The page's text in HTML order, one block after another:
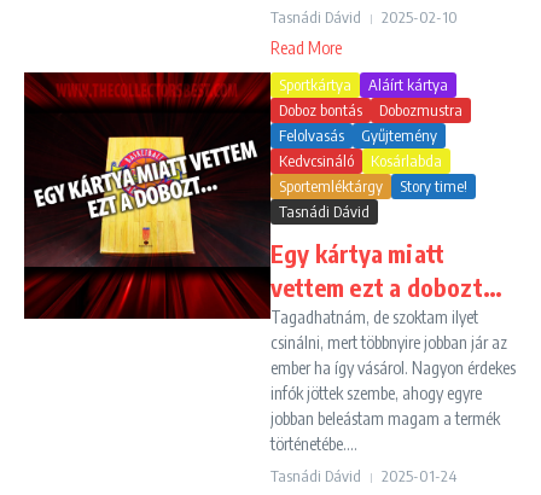
Tasnádi Dávid 2025-02-10
Read More
Sportkártya
Aláírt kártya
Doboz bontás
Dobozmustra
Felolvasás
Gyűjtemény
Kedvcsináló
Kosárlabda
Sportemléktárgy
Story time!
Tasnádi Dávid
Egy kártya miatt
vettem ezt a dobozt…
Tagadhatnám, de szoktam ilyet
csinálni, mert többnyire jobban jár az
ember ha így vásárol. Nagyon érdekes
infók jöttek szembe, ahogy egyre
jobban beleástam magam a termék
történetébe....
Tasnádi Dávid 2025-01-24